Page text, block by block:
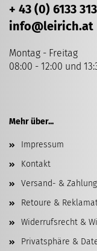
+ 43 (0) 6133
info@leirich.at
Montag - Freitag
08:00 - 12:00 und
Mehr über...
Impressum
Kontakt
Versand- &
Retoure &
Widerrufsrecht &
Privatsphäre &